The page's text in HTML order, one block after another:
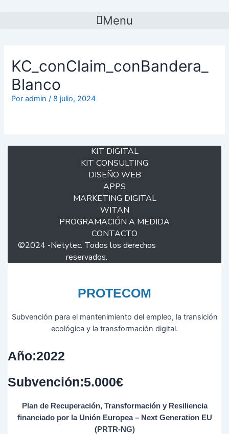
Menu
KC_conClaim_conBandera_
Blanco
Poradmin/ 8 julio, 2024
KIT DIGITAL
KIT CONSULTING
DISEÑO WEB
APPS
MARKETING DIGITAL
WITAN
PROGRAMACIÓN A MEDIDA
CONTACTO
©2024 -Netytec. Todos los derechos
reservados.
PROTECOM
Subvención para el mantenimiento del empleo, la transición
ecológica y la transformación digital.
Año:2022
Subvención:5.000€
Plan de Recuperación, Transformación y Resiliencia
financiado por la Unión Europea – Next Generation EU
(PRTR-NG)